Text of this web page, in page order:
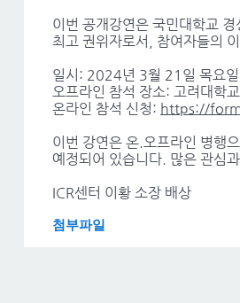
이번 공개강연은 국민대학교
최고 권위자로서, 참여자들의
일시: 2024년 3월 21일 목요일
오프라인 참석 장소: 고려대학
온라인 참석 신청: https://
이번 강연은 온.오프라인 병행
예정되어 있습니다. 많은 관심
ICR센터 이황 소장 배상
첨부파일